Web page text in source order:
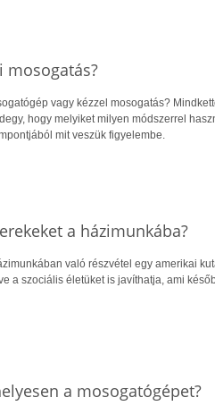
mosogatás?
vagy kézzel mosogatás?
hogy melyiket milyen módszerrel
mit veszük figyelembe.
a házimunkába?
való részvétel egy amerikai
a szociális életüket is javíthatja, ami
a mosogatógépet?